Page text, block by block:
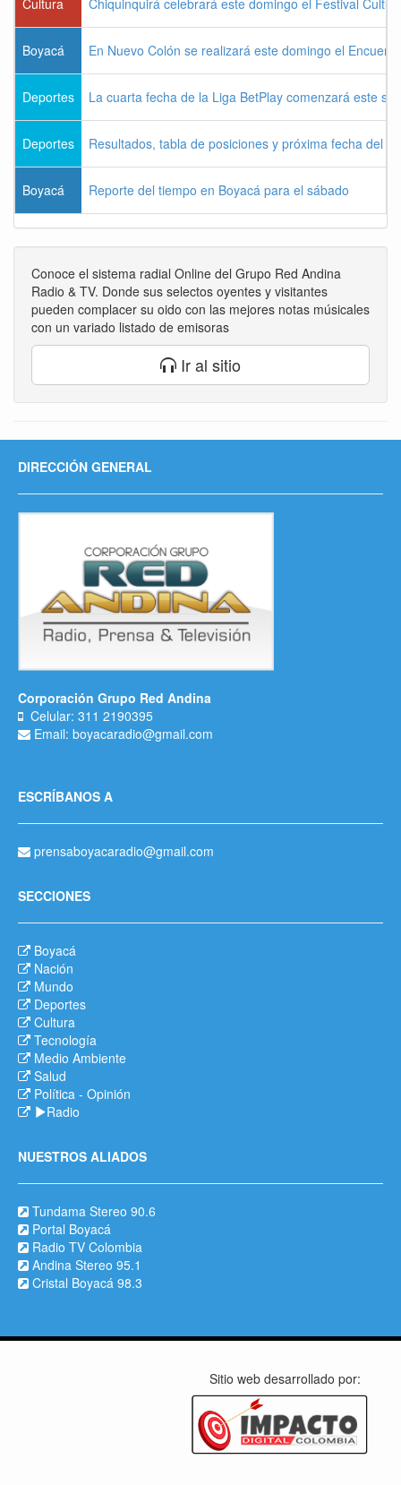
Boyacá En Nuevo Colón se realizará este domingo el
Deportes La cuarta fecha de la Liga BetPlay comenzará este
Deportes Resultados, tabla de posiciones y próxima fecha del
Boyacá Reporte del tiempo en Boyacá para el sábado
Conoce el sistema radial Online del Grupo Red Andina
Radio & TV. Donde sus selectos oyentes y visitantes
pueden complacer su oido con las mejores notas músicales
con un variado listado de emisoras
Ir al sitio
DIRECCIÓN GENERAL
Corporación Grupo Red Andina
Celular: 311 2190395
Email: boyacaradio@gmail.com
ESCRÍBANOS A
prensaboyacaradio@gmail.com
SECCIONES
Boyacá
Nación
Mundo
Deportes
Cultura
Tecnología
Medio Ambiente
Salud
Política - Opinión
Radio
NUESTROS ALIADOS
Tundama Stereo 90.6
Portal Boyacá
Radio TV Colombia
Andina Stereo 95.1
Cristal Boyacá 98.3
Sitio web desarrollado por: